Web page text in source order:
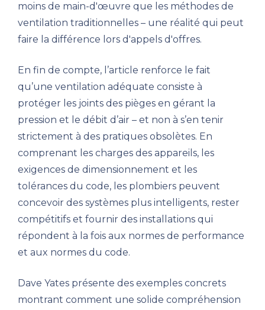
moins de main-d'œuvre que les méthodes de
ventilation traditionnelles – une réalité qui peut
faire la différence lors d'appels d'offres.
En fin de compte, l’article renforce le fait
qu’une ventilation adéquate consiste à
protéger les joints des pièges en gérant la
pression et le débit d’air – et non à s’en tenir
strictement à des pratiques obsolètes. En
comprenant les charges des appareils, les
exigences de dimensionnement et les
tolérances du code, les plombiers peuvent
concevoir des systèmes plus intelligents, rester
compétitifs et fournir des installations qui
répondent à la fois aux normes de performance
et aux normes du code.
Dave Yates présente des exemples concrets
montrant comment une solide compréhension